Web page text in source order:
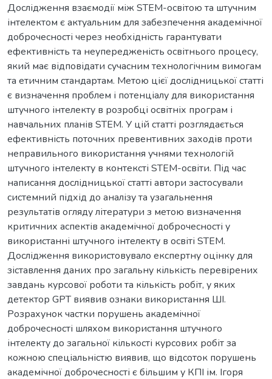
Дослідження взаємодії між STEM-освітою та штучним
інтелектом є актуальним для забезпечення академічної
доброчесності через необхідність гарантувати
ефективність та неупередженість освітнього процесу,
який має відповідати сучасним технологічним вимогам
та етичним стандартам. Метою цієї дослідницької статті
є визначення проблем і потенціалу для використання
штучного інтелекту в розробці освітніх програм і
навчальних планів STEM. У цій статті розглядається
ефективність поточних превентивних заходів проти
неправильного використання учнями технологій
штучного інтелекту в контексті STEM-освіти. Під час
написання дослідницької статті автори застосували
системний підхід до аналізу та узагальнення
результатів огляду літератури з метою визначення
критичних аспектів академічної доброчесності у
використанні штучного інтелекту в освіті STEM.
Дослідження використовувало експертну оцінку для
зіставлення даних про загальну кількість перевірених
завдань курсової роботи та кількість робіт, у яких
детектор GPT виявив ознаки використання ШІ.
Розрахунок частки порушень академічної
доброчесності шляхом використання штучного
інтелекту до загальної кількості курсових робіт за
кожною спеціальністю виявив, що відсоток порушень
академічної доброчесності є більшим у КПІ ім. Ігоря